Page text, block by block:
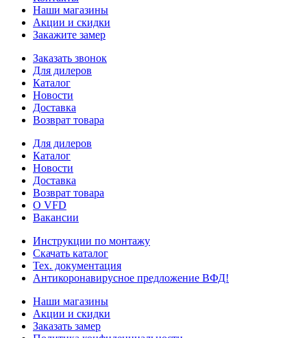
Наши магазины
Акции и скидки
Закажите замер
Заказать звонок
Для дилеров
Каталог
Новости
Доставка
Возврат товара
Для дилеров
Каталог
Новости
Доставка
Возврат товара
О VFD
Вакансии
Инструкции по монтажу
Скачать каталог
Тех. документация
Антикоронавирусное предложение ВФД!
Наши магазины
Акции и скидки
Заказать замер